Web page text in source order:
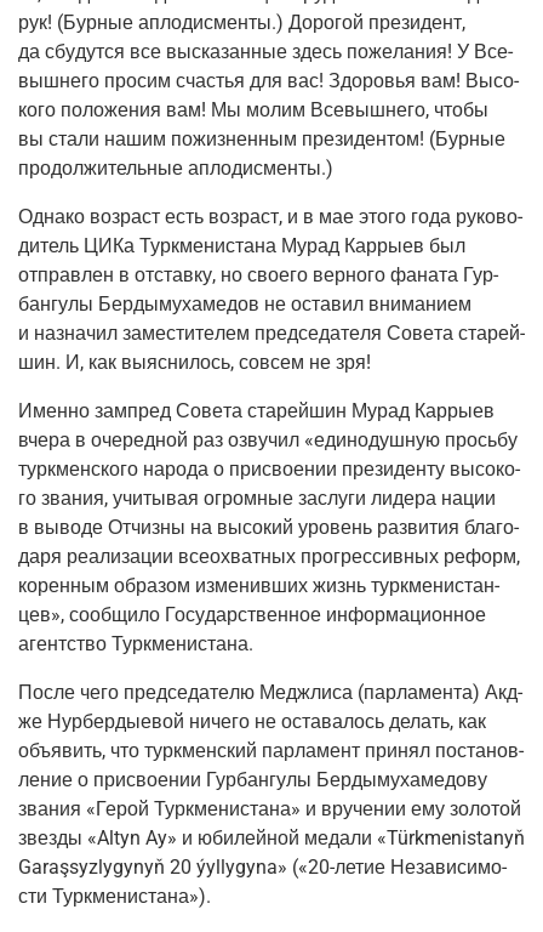
рук! (Бур­ные апло­дис­мен­ты.) Доро­гой пре­зи­дент,
да сбу­дут­ся все выска­зан­ные здесь поже­ла­ния! У Все­
выш­не­го про­сим сча­стья для вас! Здо­ро­вья вам! Высо­
ко­го поло­же­ния вам! Мы молим Все­выш­не­го, что­бы
вы ста­ли нашим пожиз­нен­ным пре­зи­ден­том! (Бур­ные
про­дол­жи­тель­ные аплодисменты.)
Одна­ко воз­раст есть воз­раст, и в мае это­го года руко­во­
ди­тель ЦИКа Турк­ме­ни­ста­на Мурад Кар­ры­ев был
отправ­лен в отстав­ку, но сво­е­го вер­но­го фана­та Гур­
бан­гу­лы Бер­ды­му­ха­ме­дов не оста­вил вни­ма­ни­ем
и назна­чил заме­сти­те­лем пред­се­да­те­ля Сове­та ста­рей­
шин. И, как выяс­ни­лось, совсем не зря!
Имен­но зам­пред Сове­та ста­рей­шин Мурад Кар­ры­ев
вче­ра в оче­ред­ной раз озву­чил «еди­но­душ­ную прось­бу
турк­мен­ско­го наро­да о при­сво­е­нии пре­зи­ден­ту высо­ко­
го зва­ния, учи­ты­вая огром­ные заслу­ги лиде­ра нации
в выво­де Отчиз­ны на высо­кий уро­вень раз­ви­тия бла­го­
да­ря реа­ли­за­ции все­о­хват­ных про­грес­сив­ных реформ,
корен­ным обра­зом изме­нив­ших жизнь турк­ме­ни­стан­
цев», сооб­щи­ло Госу­дар­ствен­ное инфор­ма­ци­он­ное
агент­ство Туркменистана.
После чего пред­се­да­те­лю Медж­ли­са (пар­ла­мен­та) Акд­
же Нур­бер­ды­евой ниче­го не оста­ва­лось делать, как
объ­явить, что турк­мен­ский пар­ла­мент при­нял поста­нов­
ле­ние о при­сво­е­нии Гур­бан­гу­лы Бер­ды­му­ха­ме­до­ву
зва­ния «Герой Турк­ме­ни­ста­на» и вру­че­нии ему золо­той
звез­ды «Altyn Ay» и юби­лей­ной меда­ли «Türkmenistanyň
Garaşsyzlygynyň 20 ýyllygyna» («20-летие Неза­ви­си­мо­
сти Туркменистана»).